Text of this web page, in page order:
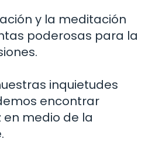
y la meditación
poderosas para la
inquietudes
encontrar
medio de la